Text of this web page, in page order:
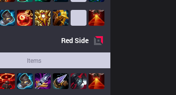
RedSide
Items